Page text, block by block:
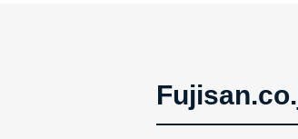
と
情報シ